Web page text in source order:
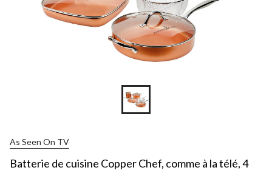
As Seen On TV
Batterie de cuisine Copper Chef, comme à la télé, 4